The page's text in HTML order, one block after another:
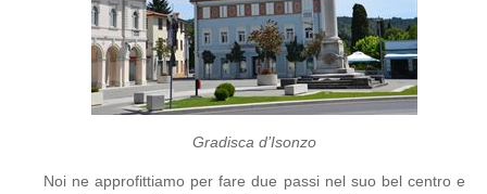
Gradisca d’Isonzo
Noi ne approfittiamo per fare due passi nel suo bel centro e